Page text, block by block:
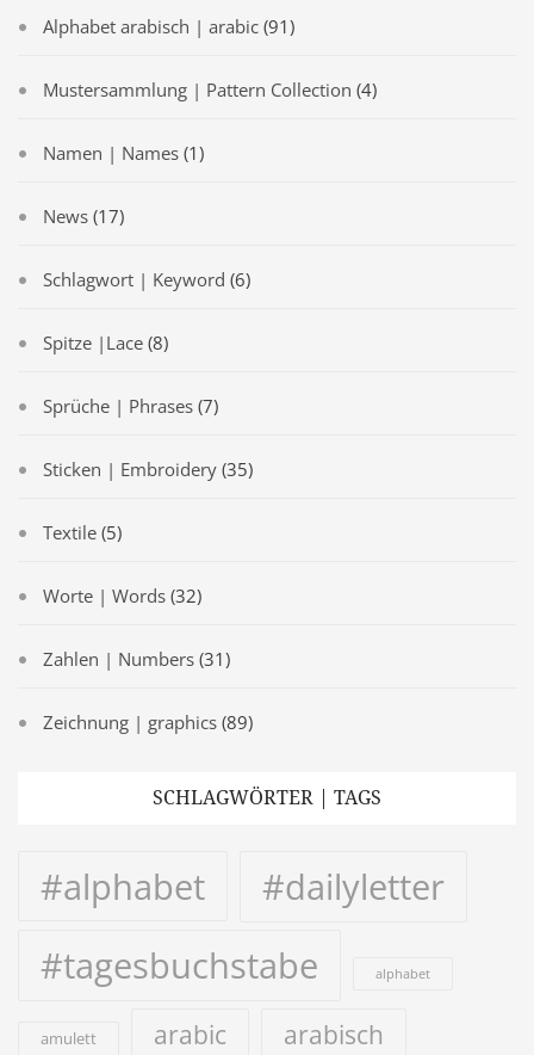
Alphabet arabisch | arabic (91)
Mustersammlung | Pattern Collection (4)
Namen | Names (1)
News (17)
Schlagwort | Keyword (6)
Spitze |Lace (8)
Sprüche | Phrases (7)
Sticken | Embroidery (35)
Textile (5)
Worte | Words (32)
Zahlen | Numbers (31)
Zeichnung | graphics (89)
SCHLAGWÖRTER | TAGS
#alphabet
#dailyletter
#tagesbuchstabe
alphabet
amulett arabic arabisch